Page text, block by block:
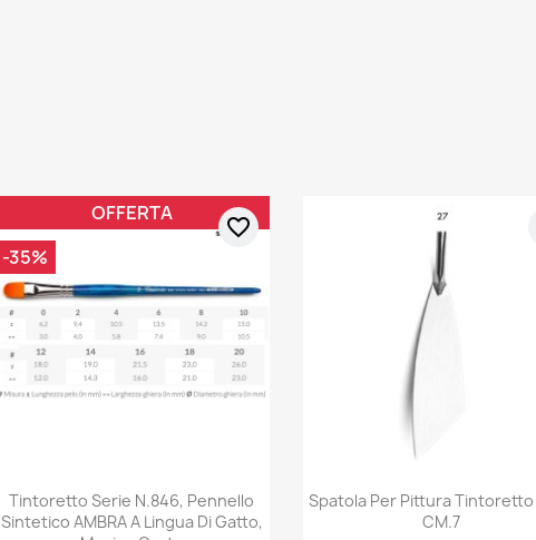
Tintoretto Serie N.846, Pennello
Sintetico AMBRA A Lingua Di Gatto,
OFFERTA
-35%
favorite_border
Spatola Per Pittura Tintoretto
CM.7